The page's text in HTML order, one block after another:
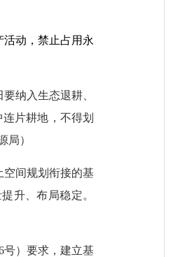
动，禁止占用永
纳入生态退耕、
片耕地，不得划
局）
间规划衔接的基
升、布局稳定。
号）要求，建立基